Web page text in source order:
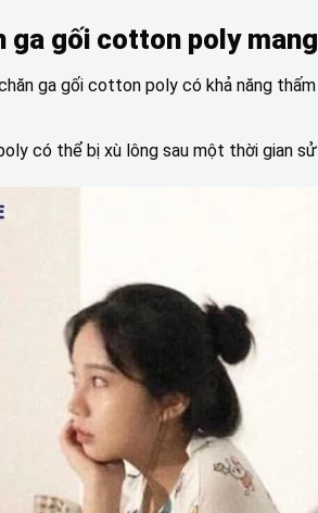
ga gối cotton poly
ga gối cotton poly có khả năng
có thể bị xù lông sau một thời gian sử